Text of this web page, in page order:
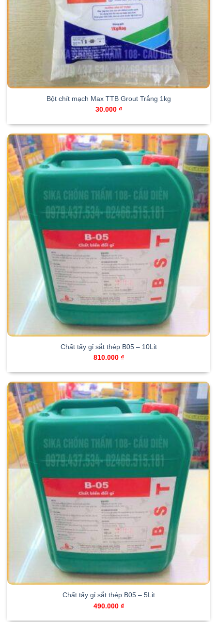
Bột chít mạch Max TTB Grout Trắng 1kg
30.000 ₫
Chất tẩy gỉ sắt thép B05 – 10Lit
810.000 ₫
Chất tẩy gỉ sắt thép B05 – 5Lit
490.000 ₫